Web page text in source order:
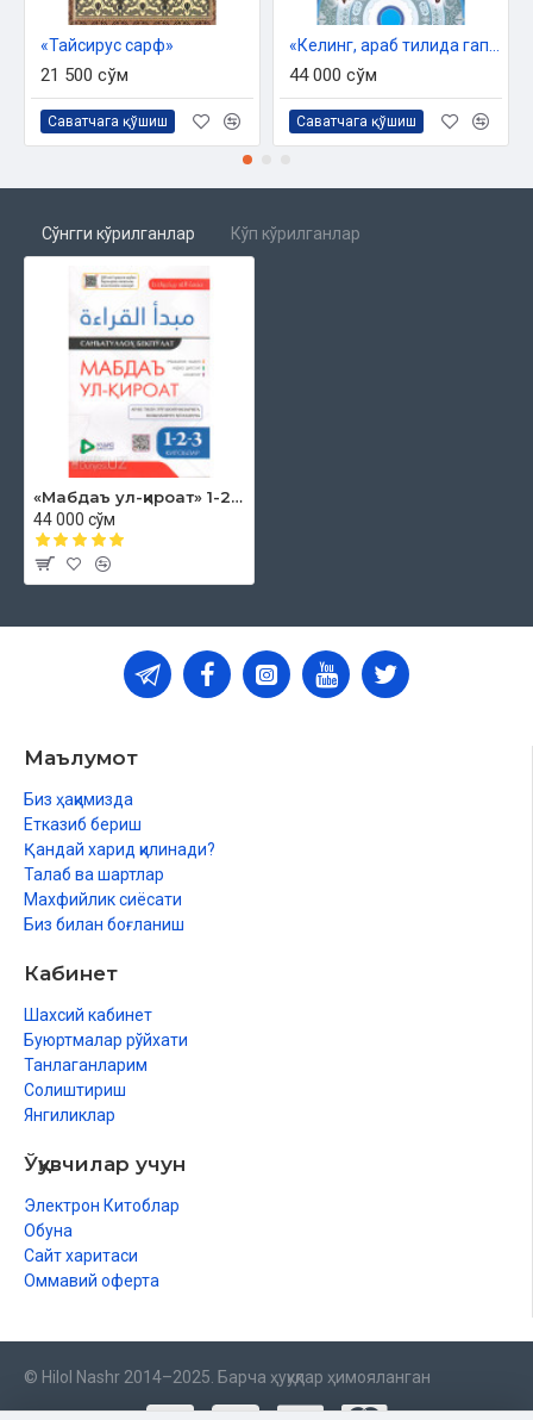
«Тайсирус сарф»
21 500 сўм
Саватчага қўшиш
44 000 сўм
Саватчага қўшиш
Сўнгги кўрилганлар Кўп кўрилганлар
«Мабдаъ ул-қироат» 1-2-3
44 000 сўм
Маълумот
Биз ҳақимизда
Етказиб бериш
Қандай харид қилинади?
Талаб ва шартлар
Махфийлик сиёсати
Биз билан боғланиш
Кабинет
Шахсий кабинет
Буюртмалар рўйхати
Танлаганларим
Солиштириш
Янгиликлар
Ўқувчилар учун
Электрон Китоблар
Обуна
Сайт харитаси
Оммавий оферта
© Hilol Nashr 2014–2025. Барча ҳуқуқлар ҳимояланган